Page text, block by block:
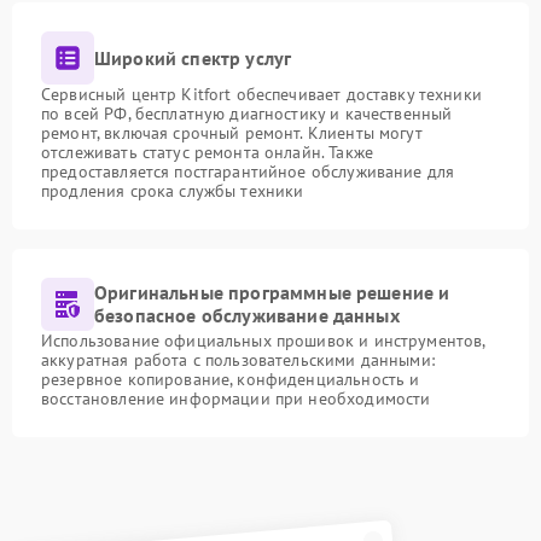
Широкий спектр услуг
Сервисный центр Kitfort обеспечивает доставку техники
по всей РФ, бесплатную диагностику и качественный
ремонт, включая срочный ремонт. Клиенты могут
отслеживать статус ремонта онлайн. Также
предоставляется постгарантийное обслуживание для
продления срока службы техники
Оригинальные программные решение и
безопасное обслуживание данных
Использование официальных прошивок и инструментов,
аккуратная работа с пользовательскими данными:
резервное копирование, конфиденциальность и
восстановление информации при необходимости